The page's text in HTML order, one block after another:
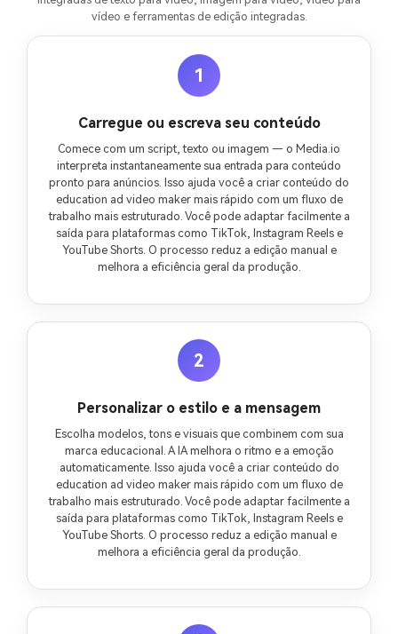
vídeo e ferramentas de edição integradas.
1
Carregue ou escreva seu conteúdo
Comece com um script, texto ou imagem — o Media.io
interpreta instantaneamente sua entrada para conteúdo
pronto para anúncios. Isso ajuda você a criar conteúdo do
education ad video maker mais rápido com um fluxo de
trabalho mais estruturado. Você pode adaptar facilmente a
saída para plataformas como TikTok, Instagram Reels e
YouTube Shorts. O processo reduz a edição manual e
melhora a eficiência geral da produção.
2
Personalizar o estilo e a mensagem
Escolha modelos, tons e visuais que combinem com sua
marca educacional. A IA melhora o ritmo e a emoção
automaticamente. Isso ajuda você a criar conteúdo do
education ad video maker mais rápido com um fluxo de
trabalho mais estruturado. Você pode adaptar facilmente a
saída para plataformas como TikTok, Instagram Reels e
YouTube Shorts. O processo reduz a edição manual e
melhora a eficiência geral da produção.